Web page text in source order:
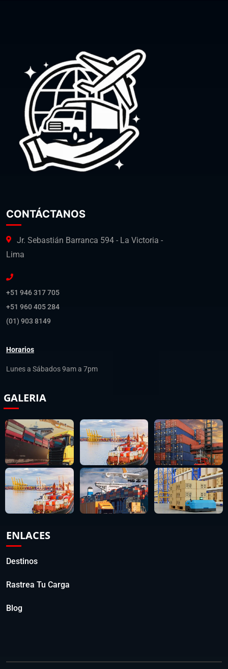
CONTÁCTANOS
Jr. Sebastián Barranca 594 - La Victoria -
Lima
+51 946 317 705
+51 960 405 284
(01) 903 8149
Horarios
Lunes a Sábados 9am a 7pm
GALERIA
ENLACES
Destinos
Rastrea Tu Carga
Blog